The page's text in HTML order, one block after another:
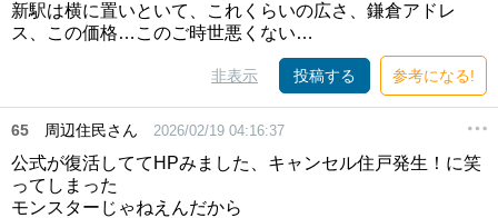
新駅は横に置いといて、これくらいの広さ、鎌倉アドレ
ス、この価格…このご時世悪くない…
非表示 投稿する 参考になる!
65 周辺住民さん 2026/02/19 04:16:37
公式が復活しててHPみました、キャンセル住戸発生！に笑
ってしまった
モンスターじゃねえんだから